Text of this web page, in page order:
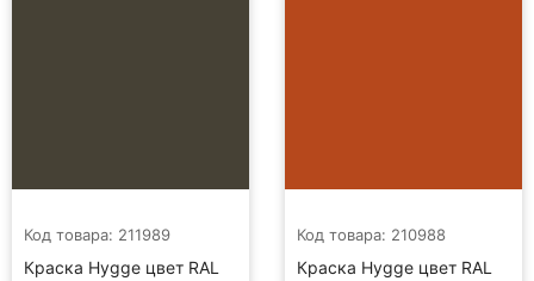
Код товара: 211989
Краска Hygge цвет RAL
Код товара: 210988
Краска Hygge цвет RAL